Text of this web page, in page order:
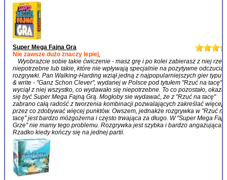
Super Mega Fajna Gra
Nie zawsze dużo znaczy lepiej,
Wyobrażcie sobie takie ćwiczenie - masz grę i po kolei zabierasz z niej
niepotrzebne lub takie, które nie wpływają specjalnie na pozytywne odczucia
rozgrywki. Pan Walking-Harding wziął jedną z najpopularniejszych gier typu
& write - "Ganz Schon Clever", wydanej w Polsce pod tytułem "Rzuć na tacę" -
wyciął z niej wszystko, co wydawało się niepotrzebne. To co pozostało,
się być Super Mega Fajną Grą. Mogłoby sie wydawać, że z "Rzuć na tacę"
zabrano całą radość z tworzenia kombinacji pozwalających zakreślać więcej,
przez co zdobywać więcej punktów. Owszem, jednakże rozgrywka w "Rzuć na
tacę" jest bardzo mózgożerna i często trwająca za długo. W "Super Mega
Grze" nie mamy tego problemu. Rozgrywka jest szybka i bardzo angażująca.
Rzadko kiedy kończy się na jednej partii.